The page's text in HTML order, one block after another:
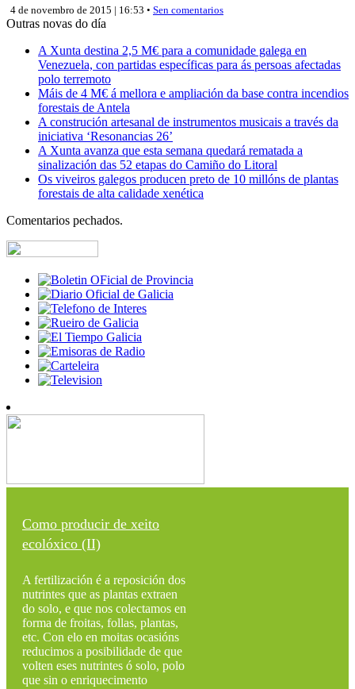
4 de novembro de 2015 | 16:53 • Sen comentarios
Outras novas do día
A Xunta destina 2,5 M€ para a comunidade galega en
Venezuela, con partidas específicas para ás persoas afectadas
polo terremoto
Máis de 4 M€ á mellora e ampliación da base contra incendios
forestais de Antela
A construción artesanal de instrumentos musicais a través da
iniciativa ‘Resonancias 26’
A Xunta avanza que esta semana quedará rematada a
sinalización das 52 etapas do Camiño do Litoral
Os viveiros galegos producen preto de 10 millóns de plantas
forestais de alta calidade xenética
Comentarios pechados.
Como producir de xeito
ecolóxico (II)
A fertilización é a reposición dos
nutrintes que as plantas extraen
do solo, e que nos colectamos en
forma de froitas, follas, plantas,
etc. Con elo en moitas ocasións
reducimos a posibilidade de que
volten eses nutrintes ó solo, polo
que sin o enriquecimento